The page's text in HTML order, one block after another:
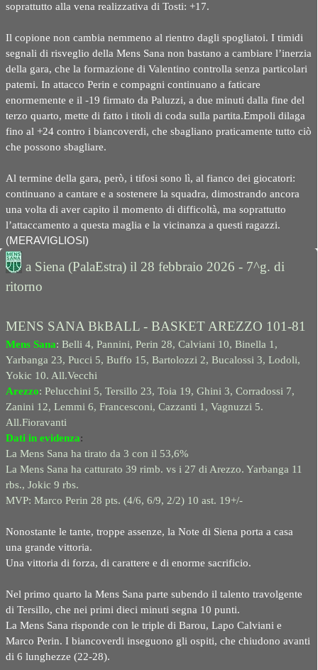
soprattutto alla vena realizzativa di Tosti: +17.
Il copione non cambia nemmeno al rientro dagli spogliatoi. I timidi
segnali di risveglio della Mens Sana non bastano a cambiare l’inerzia
della gara, che la formazione di Valentino controlla senza particolari
patemi. In attacco Perin e compagni continuano a faticare
enormemente e il -19 firmato da Paluzzi, a due minuti dalla fine del
terzo quarto, mette di fatto i titoli di coda sulla partita.Empoli dilaga
fino al +24 contro i biancoverdi, che sbagliano praticamente tutto ciò
che possono sbagliare.
Al termine della gara, però, i tifosi sono lì, al fianco dei giocatori:
continuano a cantare e a sostenere la squadra, dimostrando ancora
una volta di aver capito il momento di difficoltà, ma soprattutto
l’attaccamento a questa maglia e la vicinanza a questi ragazzi.
(MERAVIGLIOSI)
a Siena (PalaEstra) il 28 febbraio 2026 - 7^g. di
ritorno
MENS SANA BkBALL - BASKET AREZZO 101-81
Mens Sana: Belli 4, Pannini, Perin 28, Calviani 10, Binella 1,
Yarbanga 23, Pucci 5, Buffo 15, Bartolozzi 2, Bucalossi 3, Lodoli,
Yokic 10. All.Vecchi
Arezzo: Pelucchini 5, Tersillo 23, Toia 19, Ghini 3, Corradossi 7,
Zanini 12, Lemmi 6, Francesconi, Cazzanti 1, Vagnuzzi 5.
All.Fioravanti
Dati in evidenza:
La Mens Sana ha tirato da 3 con il 53,6%
La Mens Sana ha catturato 39 rimb. vs i 27 di Arezzo. Yarbanga 11
rbs., Jokic 9 rbs.
MVP: Marco Perin 28 pts. (4/6, 6/9, 2/2) 10 ast. 19+/-
Nonostante le tante, troppe assenze, la Note di Siena porta a casa
una grande vittoria.
Una vittoria di forza, di carattere e di enorme sacrificio.
Nel primo quarto la Mens Sana parte subendo il talento travolgente
di Tersillo, che nei primi dieci minuti segna 10 punti.
La Mens Sana risponde con le triple di Barou, Lapo Calviani e
Marco Perin. I biancoverdi inseguono gli ospiti, che chiudono avanti
di 6 lunghezze (22-28).